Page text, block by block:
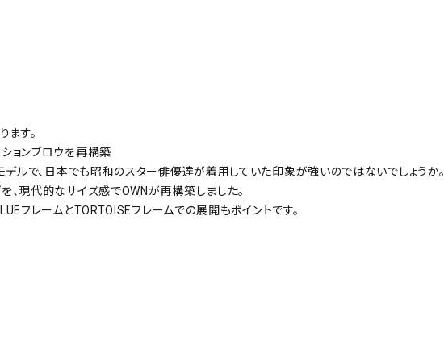
ます。
ョンブロウを再構築
ルで、日本でも昭和のスター俳優達が着用していた印象が強いのではないでしょうか。
、現代的なサイズ感でOWNが再構築しました。
フレームとTORTOISEフレームでの展開もポイントです。